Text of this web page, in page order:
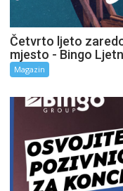
Četvrto ljeto
mjesto - Bingo
Magazin